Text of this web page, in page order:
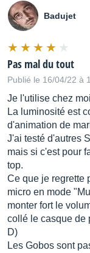
Badujet
Pas mal du tout
Publié le 16/04/22 à
Je l'utilise chez
La luminosité est
d'animation de
J'ai testé d'autres
mais si c'est pour
top.
Ce que je regrette
micro en mode
monter fort le
collé le casque de
D)
Les Gobos sont